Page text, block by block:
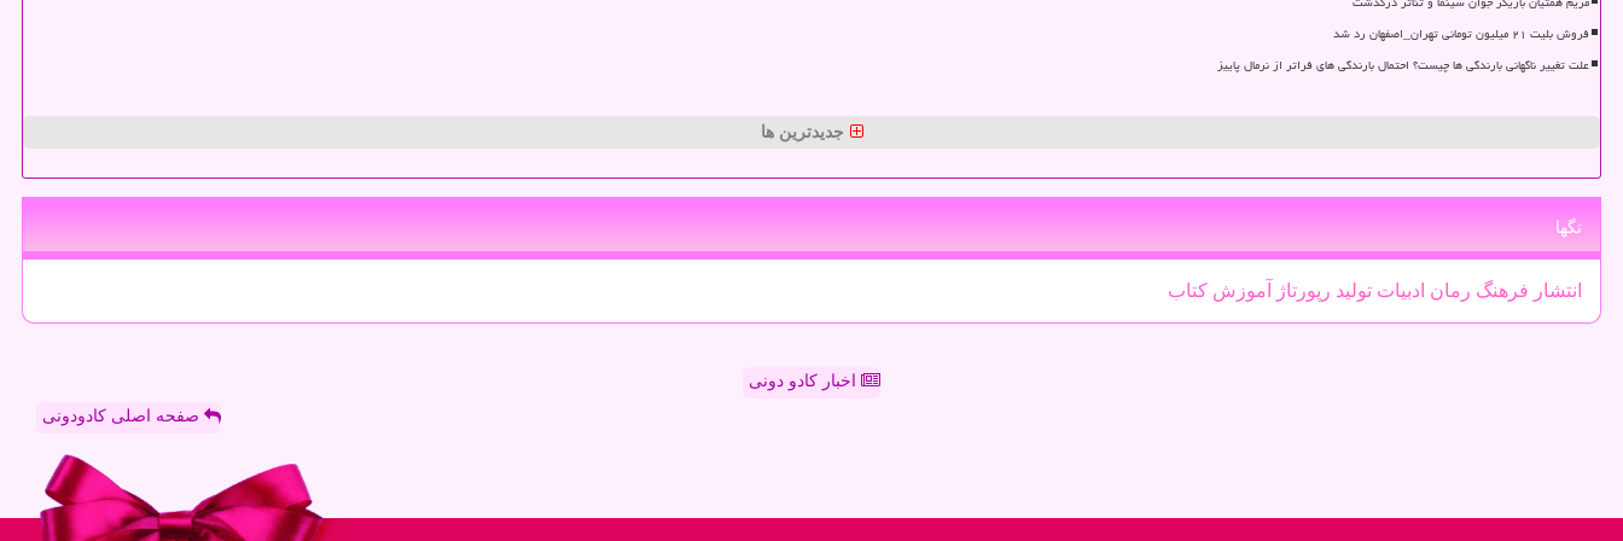
فروش بلیت ۲۱ میلیون تومانی تهران_اصفهان رد شد
علت تغییر ناگهانی بارندگی ها چیست؟ احتمال بارندگی های فراتر از نرمال پاییز
جدیدترین ها
تگها
انتشار فرهنگ رمان ادبیات تولید رپورتاژ آموزش كتاب
اخبار کادو دونی
صفحه اصلی کادودونی